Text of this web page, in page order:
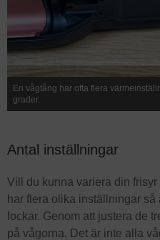
En vågtång har ofta flera
grader.
Antal inställningar
Vill du kunna variera din
har flera olika inställningar
lockar. Genom att justera de
på vågorna. Det är inte alla